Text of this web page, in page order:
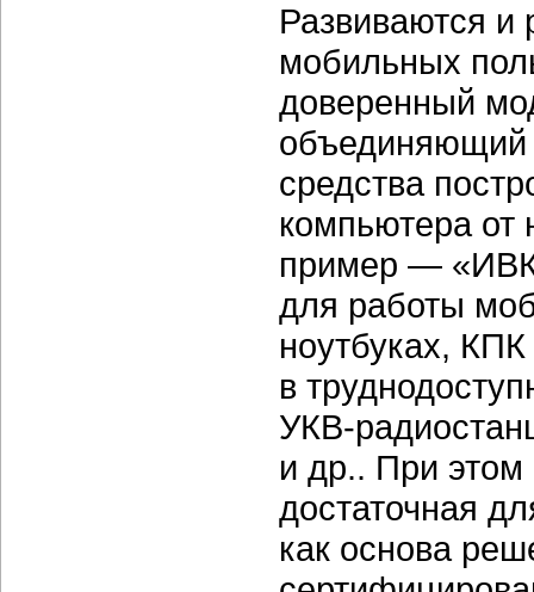
Развиваются и
мобильных
доверенный
объединяющий
средства
компьютера от
пример —
для работы
ноутбуках,
в
УКВ-
и др.. При
достаточная
как основа